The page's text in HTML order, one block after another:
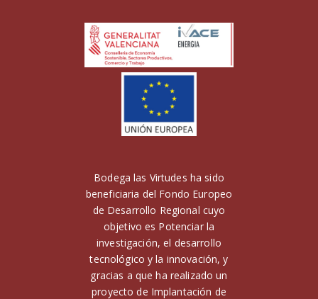
Bodega las Virtudes ha sido
beneficiaria del Fondo Europeo
de Desarrollo Regional cuyo
objetivo es Potenciar la
investigación, el desarrollo
tecnológico y la innovación, y
gracias a que ha realizado un
proyecto de Implantación de